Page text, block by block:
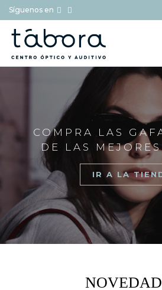
Síguenos en
COMPRA LAS
DE LAS
IR A LA